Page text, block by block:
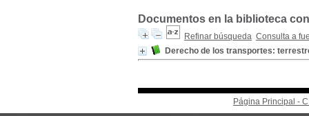
Documentos en la biblioteca
Refinar búsqueda Consulta a
Derecho de los transportes:
Página Principal -